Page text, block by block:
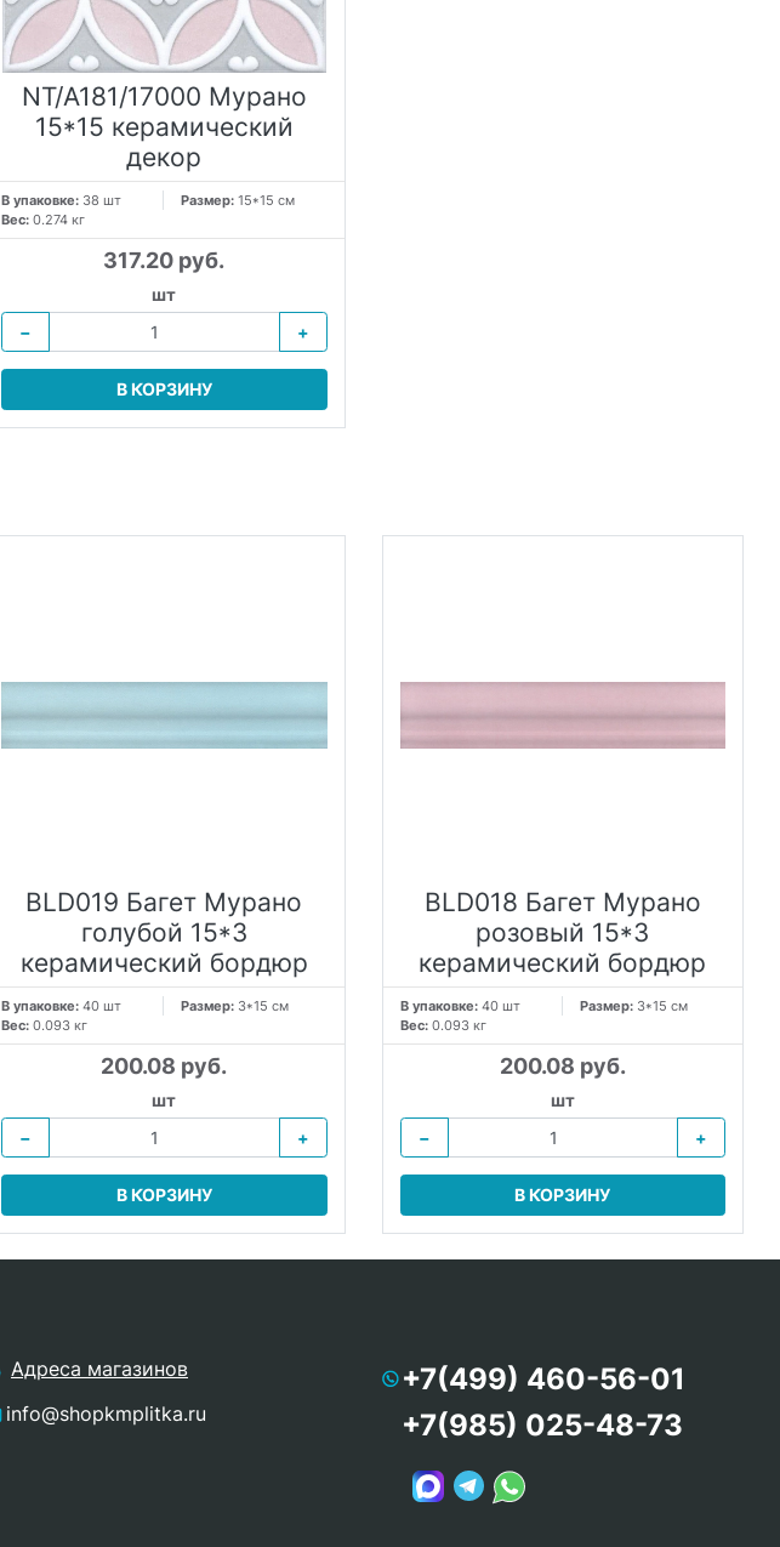
NT/A181/17000 Мурано
15*15 керамический
декор
В упаковке: 38 шт Размер:15*15 см
Вес: 0.274 кг
317.20 руб.
шт
−
+
В КОРЗИНУ
BLD019 Багет Мурано
голубой 15*3
керамический бордюр
В упаковке: 40 шт Размер: 3*15 см
Вес: 0.093 кг
200.08 руб.
шт
−
+
В КОРЗИНУ
BLD018 Багет Мурано
розовый 15*3
керамический бордюр
В упаковке:40 шт Размер: 3*15 см
Вес: 0.093 кг
200.08 руб.
шт
−
+
В КОРЗИНУ
Адреса магазинов
info@shopkmplitka.ru
+7(499) 460-56-01
+7(985) 025-48-73